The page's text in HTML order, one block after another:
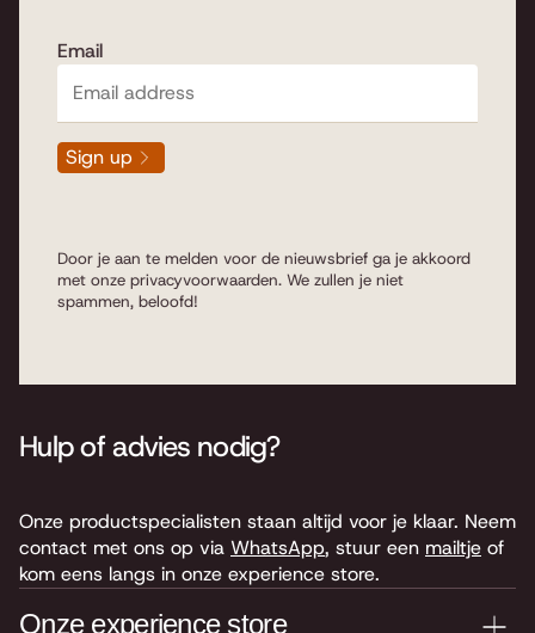
Email
Sign up
Door je aan te melden voor de nieuwsbrief ga je akkoord
met onze privacyvoorwaarden. We zullen je niet
spammen, beloofd!
Hulp of advies nodig?
Onze productspecialisten staan altijd voor je klaar. Neem
contact met ons op via WhatsApp, stuur een mailtje of
kom eens langs in onze experience store.
Onze experience store